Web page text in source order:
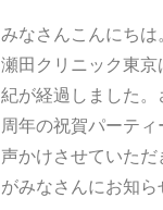
みなさんこんにちは
瀬田クリニック東
紀が経過しました
周年の祝賀パーテ
声かけさせていた
がみなさんにお知ら